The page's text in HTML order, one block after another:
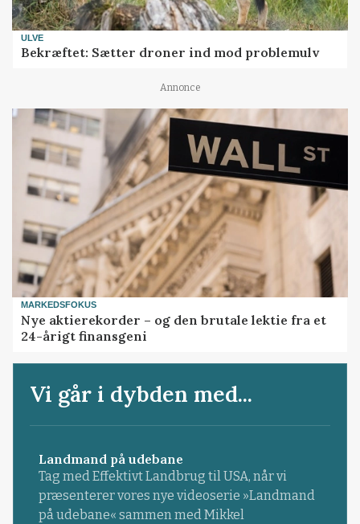
ULVE
Bekræftet: Sætter droner ind mod problemulv
Annonce
MARKEDSFOKUS
Nye aktierekorder – og den brutale lektie fra et
24-årigt finansgeni
Vi går i dybden med...
Landmand på udebane
Tag med Effektivt Landbrug til USA, når vi
præsenterer vores nye videoserie »Landmand
på udebane« sammen med Mikkel